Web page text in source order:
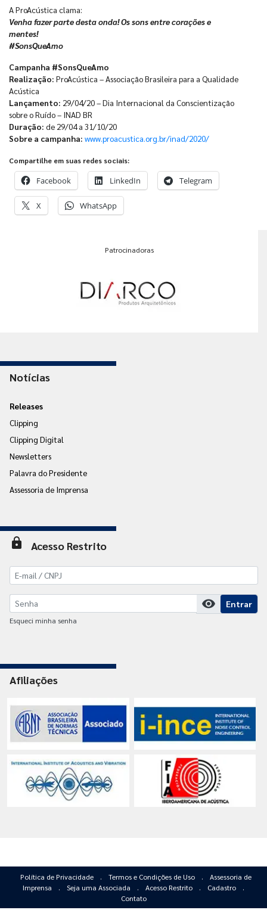
A ProAcústica clama:
Venha fazer parte desta onda! Os sons entre corações e
mentes!
#SonsQueAmo
Campanha #SonsQueAmo
Realização: ProAcústica – Associação Brasileira para a Qualidade
Acústica
Lançamento: 29/04/20 – Dia Internacional da Conscientização
sobre o Ruído – INAD BR
Duração: de 29/04 a 31/10/20
Sobre a campanha: www.proacustica.org.br/inad/2020/
Compartilhe em suas redes sociais:
Facebook LinkedIn Telegram
X WhatsApp
Patrocinadoras
Notícias
Releases
Clipping
Clipping Digital
Newsletters
Palavra do Presidente
Assessoria de Imprensa
lock Acesso Restrito
visibility Entrar
Esqueci minha senha
Afiliações
Política de Privacidade . Termos e Condições de Uso .
Assessoria de
Imprensa
. Seja uma Associada . Acesso Restrito . Cadastro
.
Contato